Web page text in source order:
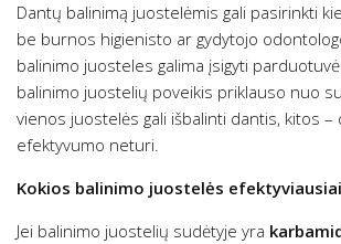
Dantų balinimą juostelėmis gali pasirinkti
be burnos higienisto ar gydytojo
balinimo juosteles galima įsigyti
balinimo juostelių poveikis priklauso nuo
vienos juostelės gali išbalinti dantis, kitos –
efektyvumo neturi.
Kokios balinimo juostelės
Jei balinimo juostelių sudėtyje yra